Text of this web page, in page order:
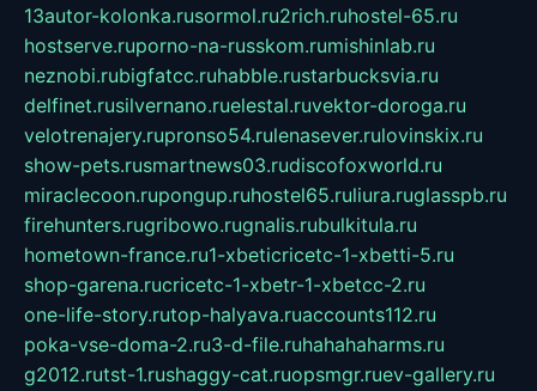
13autor-kolonka.rusormol.ru2rich.ruhostel-65.ru
hostserve.ruporno-na-russkom.rumishinlab.ru
neznobi.rubigfatcc.ruhabble.rustarbucksvia.ru
delfinet.rusilvernano.ruelestal.ruvektor-doroga.ru
velotrenajery.rupronso54.rulenasever.rulovinskix.ru
show-pets.rusmartnews03.rudiscofoxworld.ru
miraclecoon.rupongup.ruhostel65.ruliura.ruglasspb.ru
firehunters.rugribowo.rugnalis.rubulkitula.ru
hometown-france.ru1-xbeticricetc-1-xbetti-5.ru
shop-garena.rucricetc-1-xbetr-1-xbetcc-2.ru
one-life-story.rutop-halyava.ruaccounts112.ru
poka-vse-doma-2.ru3-d-file.ruhahahaharms.ru
g2012.rutst-1.rushaggy-cat.ruopsmgr.ruev-gallery.ru